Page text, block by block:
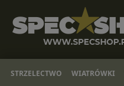
STRZELECTWO WIATRÓWKI